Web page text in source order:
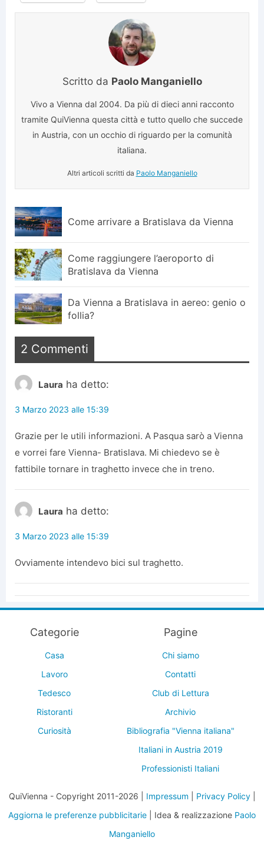
Scritto da Paolo Manganiello
Vivo a Vienna dal 2004. Da più di dieci anni racconto
tramite QuiVienna questa città e tutto quello che succede
in Austria, con un occhio di riguardo per la comunità
italiana.
Altri articoli scritti da Paolo Manganiello
Come arrivare a Bratislava da Vienna
Come raggiungere l’aeroporto di
Bratislava da Vienna
Da Vienna a Bratislava in aereo: genio o
follia?
2 Commenti
Laura ha detto:
3 Marzo 2023 alle 15:39
Grazie per le utili informazioni. A Pasqua sarò a Vienna
e vorrei fare Vienna- Bratislava. Mi chiedevo se è
fattibile tornare in traghetto invece che in treno.
Laura ha detto:
3 Marzo 2023 alle 15:39
Ovviamente intendevo bici sul traghetto.
Categorie
Casa
Lavoro
Tedesco
Ristoranti
Curiosità
Pagine
Chi siamo
Contatti
Club di Lettura
Archivio
Bibliografia "Vienna italiana"
Italiani in Austria 2019
Professionisti Italiani
QuiVienna - Copyright 2011-2026 | Impressum Privacy Policy|
Aggiorna le preferenze pubblicitarie | Idea & realizzazione Paolo
Manganiello